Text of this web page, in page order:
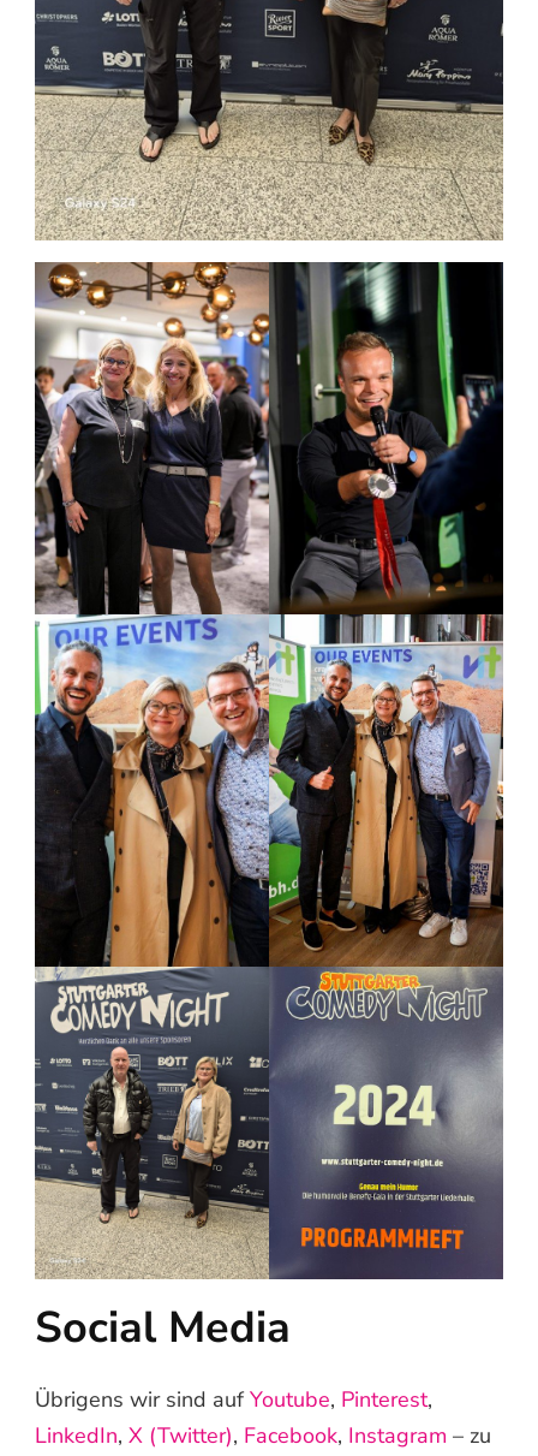
Social Media
Übrigens wir sind auf Youtube, Pinterest,
LinkedIn, X (Twitter), Facebook, Instagram – zu